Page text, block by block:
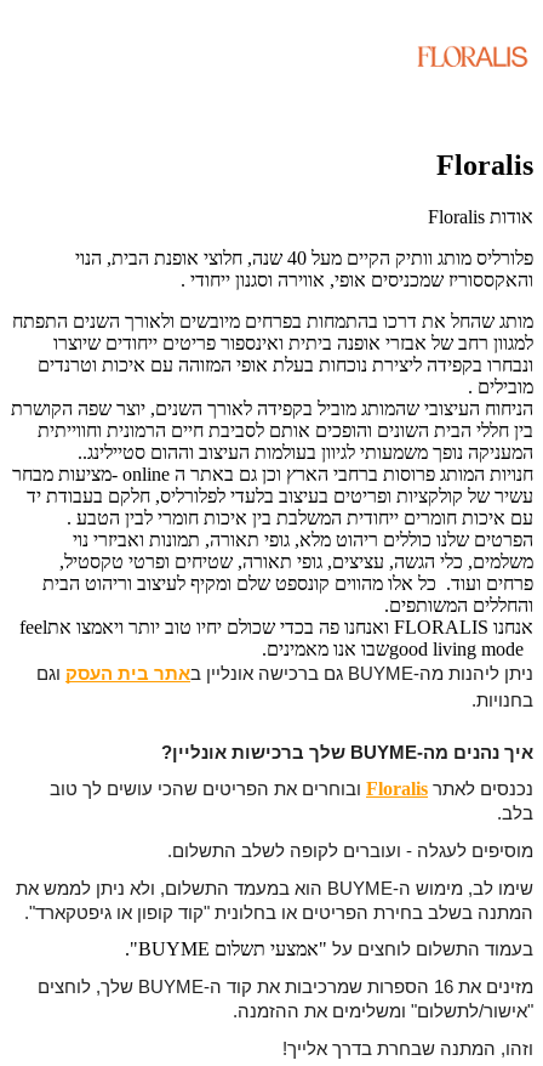
Floralis
אודות Floralis
פלורליס מותג וותיק הקיים מעל 40 שנה, חלוצי אופנת הבית, הנוי
והאקססוריז שמכניסים אופי, אווירה וסגנון ייחודי .
מותג שהחל את דרכו בהתמחות בפרחים מיובשים ולאורך השנים התפתח
למגוון רחב של אבזרי אופנה ביתית ואינספור פריטים ייחודים שיוצרו
ונבחרו בקפידה ליצירת נוכחות בעלת אופי המזוהה עם איכות וטרנדים
מובילים .
הניחוח העיצובי שהמותג מוביל בקפידה לאורך השנים, יוצר שפה הקושרת
בין חללי הבית השונים והופכים אותם לסביבת חיים הרמונית וחווייתית
המעניקה נופך משמעותי לגיוון בעולמות העיצוב וההום סטיילינג..
חנויות המותג פרוסות ברחבי הארץ וכן גם באתר ה - onlineמציעות מבחר
עשיר של קולקציות ופריטים בעיצוב בלעדי לפלורליס, חלקם בעבודת יד
עם איכות חומרים ייחודית המשלבת בין איכות חומרי לבין הטבע .
הפרטים שלנו כוללים ריהוט מלא, גופי תאורה, תמונות ואביזרי נוי
משלמים, כלי הגשה, עציצים, גופי תאורה, שטיחים ופרטי טקסטיל,
פרחים ועוד. כל אלו מהווים קונספט שלם ומקיף לעיצוב וריהוט הבית
והחללים המשותפים.
אנחנו FLORALIS ואנחנו פה בכדי שכולם יחיו טוב יותר ויאמצו אתfeel
good living modeשבו אנו מאמינים.
ניתן ליהנות מה-BUYME גם ברכישה אונליין ב אתר בית העסק וגם
בחנויות.
איך נהנים מה-BUYME שלך ברכישות אונליין?
נכנסים לאתר Floralis ובוחרים את הפריטים שהכי עושים לך טוב
בלב.
מוסיפים לעגלה - ועוברים לקופה לשלב התשלום.
שימו לב, מימוש ה-BUYME הוא במעמד התשלום, ולא ניתן לממש את
המתנה בשלב בחירת הפריטים או בחלונית "קוד קופון או גיפטקארד".
בעמוד התשלום לוחצים על "אמצעי תשלום BUYME".
מזינים את 16 הספרות שמרכיבות את קוד ה-BUYME שלך, לוחצים
"אישור/לתשלום" ומשלימים את ההזמנה.
וזהו, המתנה שבחרת בדרך אלייך!